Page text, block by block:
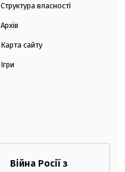
Структура власності
Архів
Карта сайту
Ігри
Війна Росії з